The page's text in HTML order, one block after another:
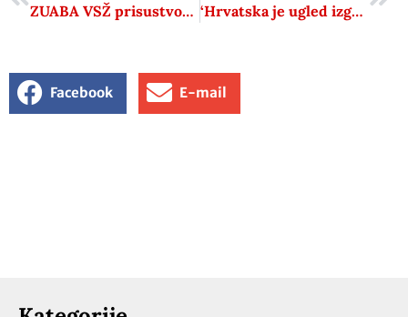
ZUABA VSŽ prisustvovala na obilježavanju 79. godišnjice oslobođenja Laćarka i Srijemske Mitrovice ‘Hrvatska je ugled izgubila s Titom. Sad sam bio u Alžiru, pa oni tamo znaju samo jednog Hrvata‘
Facebook E-mail